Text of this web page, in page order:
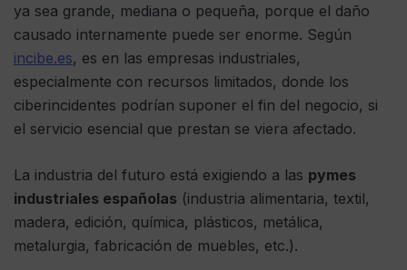
ya sea grande, mediana o pequeña, porque el daño
causado internamente puede ser enorme. Según
incibe.es, es en las empresas industriales,
especialmente con recursos limitados, donde los
ciberincidentes podrían suponer el fin del negocio, si
el servicio esencial que prestan se viera afectado.
La industria del futuro está exigiendo a las pymes
industriales españolas (industria alimentaria, textil,
madera, edición, química, plásticos, metálica,
metalurgia, fabricación de muebles, etc.).